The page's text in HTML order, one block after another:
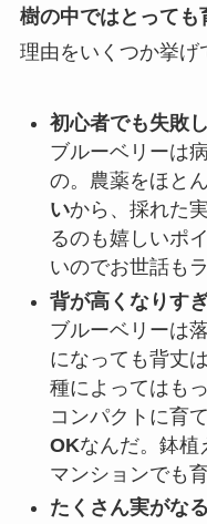
樹の中ではとっても
理由をいくつか挙げ
初心者でも失敗
ブルーベリーは
の。農薬をほと
いから、採れた
るのも嬉しいポ
いのでお世話も
背が高くなりす
ブルーベリーは
になっても背丈
種によってはも
コンパクトに育
OKなんだ。鉢植
マンションでも
たくさん実がな